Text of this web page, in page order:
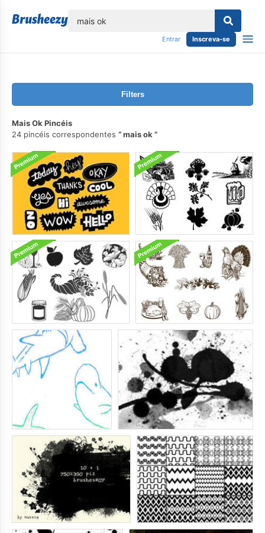
Entrar Inscreva-se
Filters
Mais Ok Pincéis
24 pincéis correspondentes
mais ok